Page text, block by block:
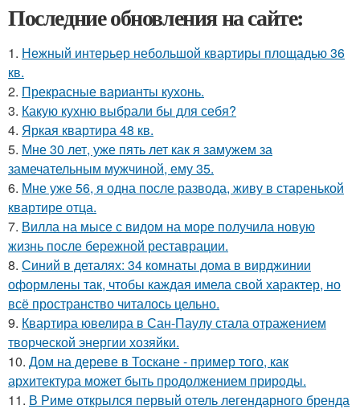
Последние обновления на сайте:
1. Нежный интерьер небольшой квартиры площадью 36
кв.
2. Прекрасные варианты кухонь.
3. Какую кухню выбрали бы для себя?
4. Яркая квартира 48 кв.
5. Мне 30 лет, уже пять лет как я замужем за
замечательным мужчиной, ему 35.
6. Мне уже 56, я одна после развода, живу в старенькой
квартире отца.
7. Вилла на мысе с видом на море получила новую
жизнь после бережной реставрации.
8. Синий в деталях: 34 комнаты дома в вирджинии
оформлены так, чтобы каждая имела свой характер, но
всё пространство читалось цельно.
9. Квартира ювелира в Сан-Паулу стала отражением
творческой энергии хозяйки.
10. Дом на дереве в Тоскане - пример того, как
архитектура может быть продолжением природы.
11. В Риме открылся первый отель легендарного бренда